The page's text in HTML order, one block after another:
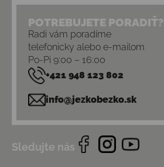
POTREBUJETE PORADIŤ?
Radi vám poradíme
telefonicky alebo e-mailom
Po-Pi 9:00 – 16:00
+421 948 123 802
info@jezkobezko.sk
Sledujte nás